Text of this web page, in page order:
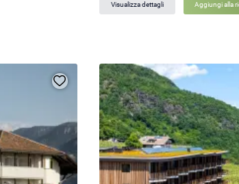
Visualizza dettagli Aggiungi alla